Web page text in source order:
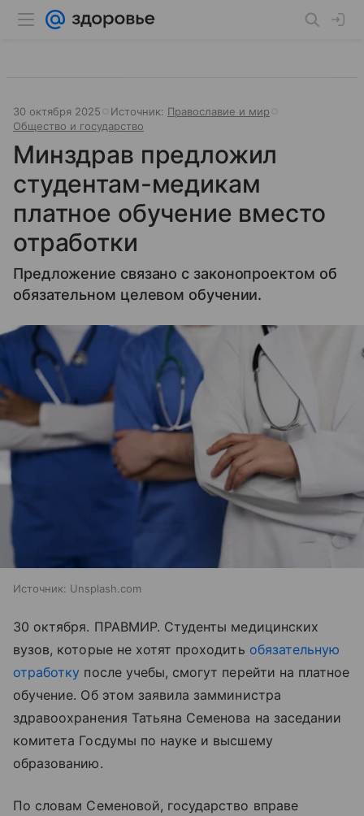
30 октября 2025 Источник: Православие и мир
Общество и государство
Минздрав предложил
студентам-медикам
платное обучение вместо
отработки
Предложение связано с законопроектом об
обязательном целевом обучении.
Источник: Unsplash.com
30 октября. ПРАВМИР. Студенты медицинских
вузов, которые не хотят проходить обязательную
отработку после учебы, смогут перейти на платное
обучение. Об этом заявила замминистра
здравоохранения Татьяна Семенова на заседании
комитета Госдумы по науке и высшему
образованию.
По словам Семеновой, государство вправе